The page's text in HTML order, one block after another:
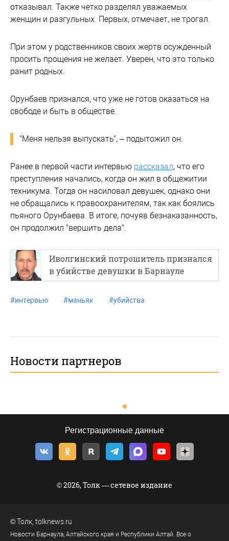
отказывал. Также четко разделял уважаемых
женщин и разгульных. Первых, отмечает, не трогал.
При этом у родственников своих жертв осужденный
просить прощения не желает. Уверен, что это только
ранит родных.
Орунбаев признался, что уже не готов оказаться на
свободе и быть в обществе.
"Меня нельзя выпускать", – подытожил он.
Ранее в первой части интервью рассказал, что его
преступления начались, когда он жил в общежитии
техникума. Тогда он насиловал девушек, однако они
не обращались к правоохранителям, так как боялись
пьяного Орунбаева. В итоге, почуяв безнаказанность,
он продолжил "вершить дела".
Иволгинский потрошитель признался
в убийстве девушки в Барнауле
#интервью #маньяк #убийства
Новости партнеров
Регистрационные данные
© 2026, Толк — сетевое издание
©Толк tolknews.ru
Новости Барнаула, Алтайского края и Республики Алтай. Все о